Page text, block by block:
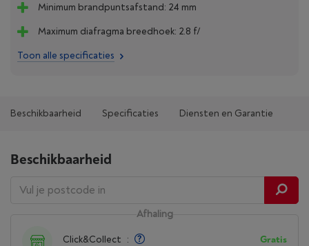
Minimum brandpuntsafstand: 24 mm
Maximum diafragma breedhoek: 2.8 f/
Toon alle specificaties
Beschikbaarheid Specificaties Diensten en Garantie
Beschikbaarheid
Afhaling
Click&Collect : Gratis